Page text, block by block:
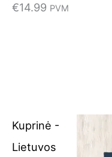
€14.99 PVM
Kuprinė -
Lietuvos